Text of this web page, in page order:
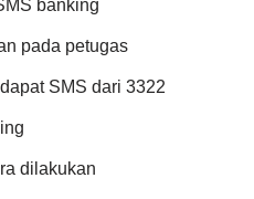
banking
pada petugas
SMS dari 3322
dilakukan